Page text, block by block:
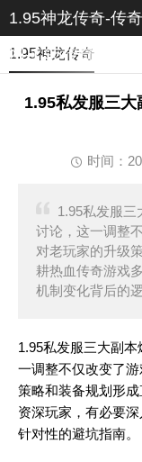
1.95神龙传奇-传
网-1.95传奇私服
1.95神龙传奇
1.95私发服三
时间：
1.95私发服三
讨论，这一调整
对老玩家的升级
耕热血传奇游戏
机制变化背后的
1.95私发服三大副
一调整不仅改变了
策略和装备规划形
资深玩家，有必要
针对性的避坑指南。